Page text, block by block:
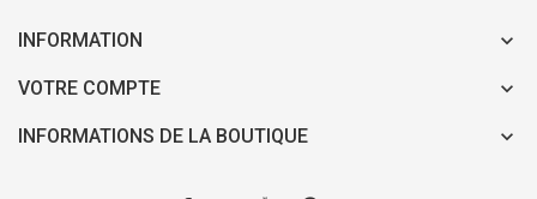
INFORMATION
VOTRE COMPTE
INFORMATIONS DE LA BOUTIQUE